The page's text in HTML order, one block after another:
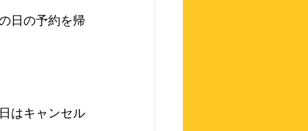
日の予約を帰
はキャンセル